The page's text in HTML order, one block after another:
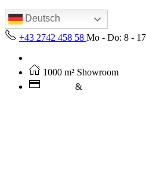
Deutsch
+43 2742 458 58 Mo - Do: 8 -
1000 m² Showroom
&